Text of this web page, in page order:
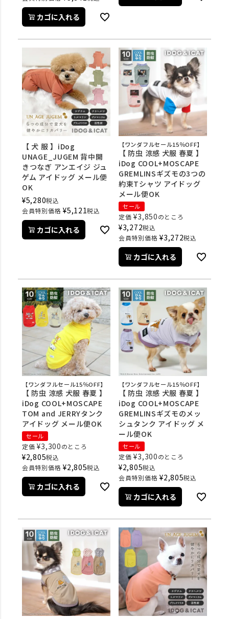
カゴに入れる
【 犬 服 】iDog
UNAGE_JUGEM 背中開
きつなぎ アンエイジ ジュ
ゲム アイドッグ メール便
OK
¥5,280税込
会員特別価格 ¥5,121税込
カゴに入れる
【ワンダフルセール15％OFF】
【 防虫 涼感 犬服 春夏 】
iDog COOL+MOSCAPE
GREMLINSギズモの3つの
約束Tシャツ アイドッグ
メール便OK
セール
定価 ¥3,850のところ
¥3,272税込
会員特別価格 ¥3,272税込
カゴに入れる
【ワンダフルセール15％OFF】
【 防虫 涼感 犬服 春夏 】
iDog COOL+MOSCAPE
TOM and JERRYタンク
アイドッグ メール便OK
セール
定価 ¥3,300のところ
¥2,805税込
会員特別価格 ¥2,805税込
カゴに入れる
【ワンダフルセール15％OFF】
【 防虫 涼感 犬服 春夏 】
iDog COOL+MOSCAPE
GREMLINSギズモのメッ
シュタンク アイドッグ メ
ール便OK
セール
定価 ¥3,300のところ
¥2,805税込
会員特別価格 ¥2,805税込
カゴに入れる